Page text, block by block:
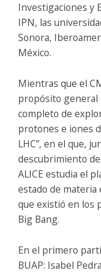
Investigaciones y
IPN, las
Sonora,
México.
Mientras que el
propósito general
completo de
protones e iones
LHC”, en el que,
descubrimiento
ALICE estudia el
estado de materia
que existió en los
Big Bang.
En el primero
BUAP: Isabel